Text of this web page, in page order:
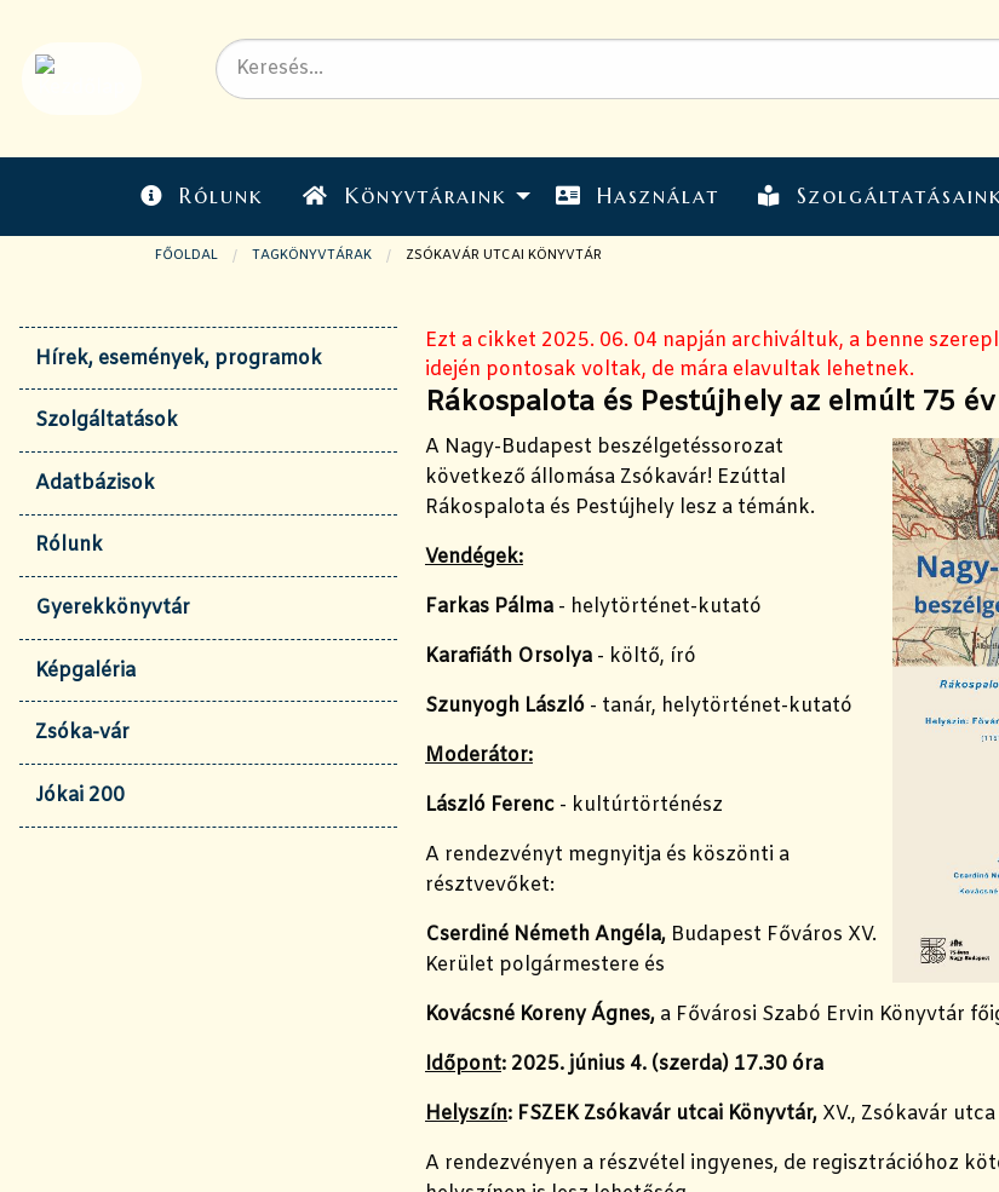
Rólunk Könyvtáraink Használat
FŐOLDAL TAGKÖNYVTÁRAK JELENLEGI OLDAL:
ZSÓKAVÁR UTCAI KÖNYVTÁR
Hírek, események, programok
Szolgáltatások
Adatbázisok
Rólunk
Gyerekkönyvtár
Képgaléria
Zsóka-vár
Jókai 200
Ezt a cikket 2025. 06. 04 napján archiváltuk, a benne
idején pontosak voltak, de mára elavultak lehetnek.
Rákospalota és Pestújhely az elmúlt 75
A Nagy-Budapest beszélgetéssorozat
következő állomása Zsókavár! Ezúttal
Rákospalota és Pestújhely lesz a témánk.
Vendégek:
Farkas Pálma - helytörténet-kutató
Karafiáth Orsolya - költő, író
Szunyogh László - tanár, helytörténet-kutató
Moderátor:
László Ferenc - kultúrtörténész
A rendezvényt megnyitja és köszönti a
résztvevőket:
Cserdiné Németh Angéla, Budapest Főváros XV.
Kerület polgármestere és
Kovácsné Koreny Ágnes, a Fővárosi Szabó Ervin Könyvtár
Időpont: 2025. június 4. (szerda) 17.30 óra
Helyszín: FSZEK Zsókavár utcai Könyvtár, XV., Zsókavár
A rendezvényen a részvétel ingyenes, de regisztrációhoz